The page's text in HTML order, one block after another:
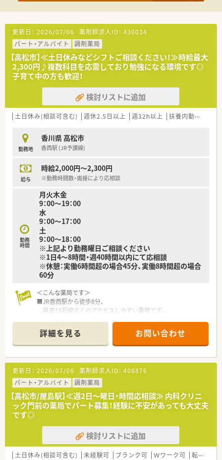
外来は30枚程度ですが、
そのため、一包化業務もございます。
■居宅在宅は50名程対応しています。
■薬剤師は常勤2名、パート2名在籍しています。
＜研修制度＞
■メーカー研修会や、現場でのOJTがございます。
＜法人特徴＞
■香川県内にて6店舗調剤薬局を展開しております。
■在宅に特化した在宅支援さぬき薬局も展開しており、今後薬局
に求められている在宅業務にもしっかりと対応されています。
患者様が気軽に相談できる薬局を目指しています。
■平均年齢も若く、活発に意見を出しやすい環境です。
■近隣にも店舗があるため、応援体制も充実しています。
＜こんな方にもオススメ＞
■シフト柔軟に相談したい方
■意見を出しやすい環境で勤めたい方
等々…
少しでも気になった方はお問い合わせくださいませ
更新日： 2026/07/06 薬剤師求人ID： 430034
パート・アルバイト
調剤薬局
【高松市】≪土日休みなどシフトご相談ください！≫時給最大
2,300円♪複数科目を応需しており勉強になる環境です◎
子育て中の方も歓迎！
検討リストに追加
土日休み(相談可含む) 週休2.5日以上 週32h以上 扶養内勤務OK
勤務地
香川県 高松市
香西駅 (JR予讃線)
給与
時給2,000円～2,300円
※勤務時間数・面接により応相談
勤務
時間
月火木金
9：00～19：00
水
9：00～17：00
土
9：00～18：00
※上記より勤務曜日ご相談ください
※1日4～8時間・週40時間以内にて応相談
※休憩：実働6時間超の場合45分、実働8時間超の場合
60分
＜こんな薬局です＞
■JR香西駅から徒歩8分、
県道33号線近くのアクセスしやすい薬局です。
■投薬口は2口ございます。
患者様が座って説明を聞ける様、椅子も準備しています。
■待合スペースは陽の光も差し込み、明るい店内となっておりま
す。
ベンチも2台ご用意しております。
■スムーズな業務が取れる様に、お薬等も整理整頓されていま
す。
■全自動分包機も完備しています。
■勤務時間や曜日はご相談が可能です。
午後の時間帯（閉局まで）勤務頂ける方も歓迎しています。
＜業務内容＞
■整形外科, 内科, 耳鼻科, 産科, 泌尿器科メインとなりますが、
近隣の総合病院からの処方箋もございます。
■薬剤師は3名体制です。
詳細を見る お問い合わせ
更新日： 2026/07/06 薬剤師求人ID： 406876
パート・アルバイト
調剤薬局
【高松市/屋島駅】≪週2日～曜日・時間応相談≫ 内科クリニ
ック門前の薬局でパート募集！経験に不安があっても大丈夫
です◎
検討リストに追加
土日休み(相談可含む) 未経験可 ブランク可 Ｗワーク可 転勤なし